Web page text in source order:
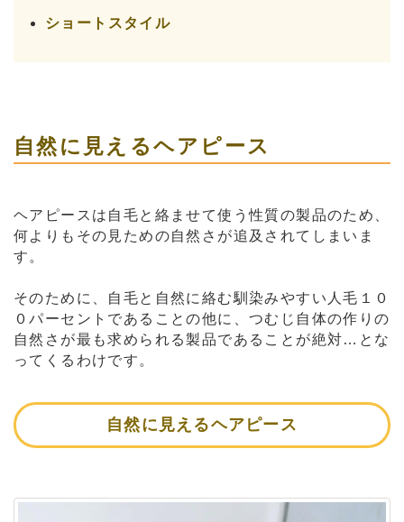
ショートスタイル
自然に見えるヘアピース
ヘアピースは自毛と絡ませて使う性質の製品のため、
何よりもその見ための自然さが追及されてしまいま
す。
そのために、自毛と自然に絡む馴染みやすい人毛１０
０パーセントであることの他に、つむじ自体の作りの
自然さが最も求められる製品であることが絶対…とな
ってくるわけです。
自然に見えるヘアピース